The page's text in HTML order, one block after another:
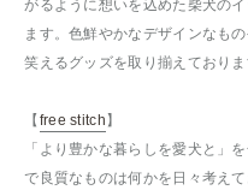
がるように想いを込めた柴犬の
ます。色鮮やかなデザインなも
笑えるグッズを取り揃えておりま
【free stitch】
「より豊かな暮らしを愛犬と」
で良質なものは何かを日々考え